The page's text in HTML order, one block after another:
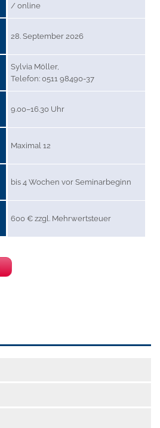
/ online
28. September 2026
Sylvia Möller,
Telefon: 0511 98490-37
9.00–16.30 Uhr
Maximal 12
bis 4 Wochen vor Seminarbeginn
600 € zzgl. Mehrwertsteuer